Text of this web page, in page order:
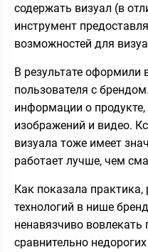
содержать визуал (в
инструмент
возможностей для
В результате оформили
пользователя с
информации о
изображений и видео.
визуала тоже имеет
работает лучше, чем
Как показала
технологий в нише
ненавязчиво вовлекать
сравнительно